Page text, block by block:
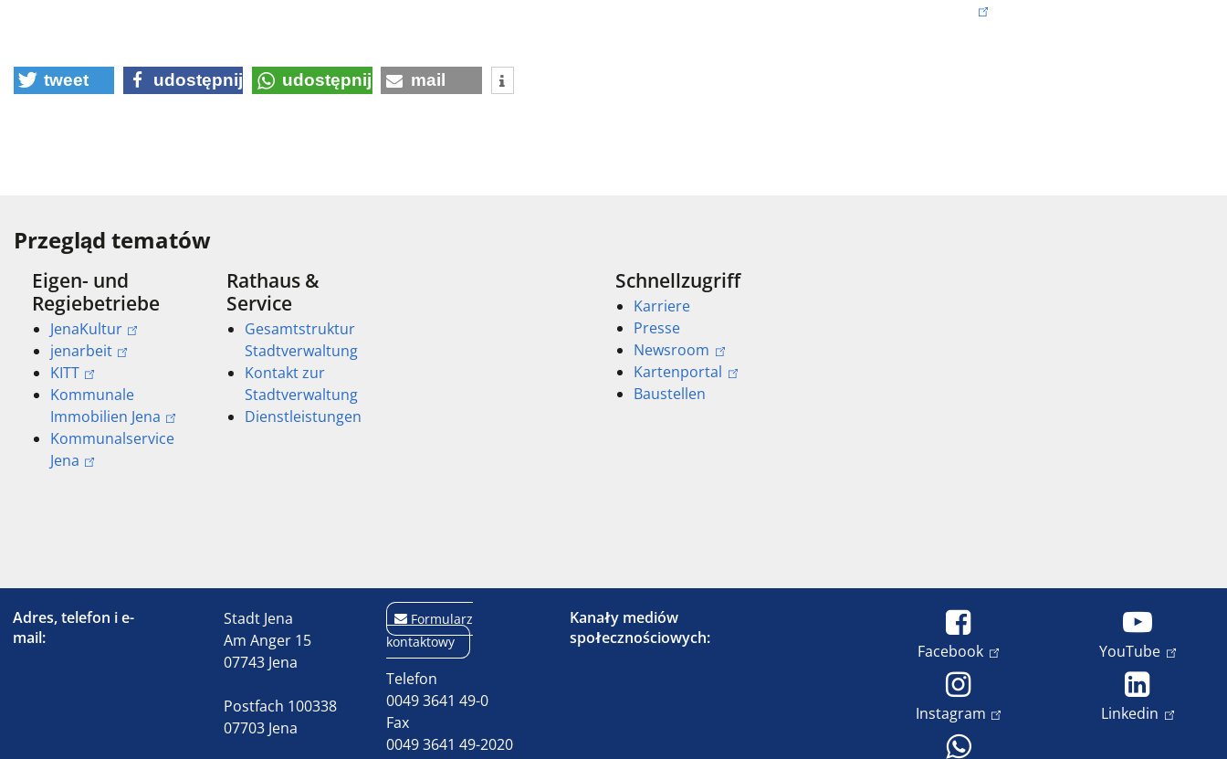
tweet udostępnij udostępnij mail
Przegląd tematów
Eigen- und
Regiebetriebe
JenaKultur
jenarbeit
KITT
Kommunale
Immobilien Jena
Kommunalservice
Jena
Rathaus &
Service
Gesamtstruktur
Stadtverwaltung
Kontakt zur
Stadtverwaltung
Dienstleistungen
Schnellzugriff
Karriere
Presse
Newsroom
Kartenportal
Baustellen
Adres, telefon i e-
mail:
Stadt Jena
Am Anger 15
07743 Jena
Postfach 100338
07703 Jena
Formularz
kontaktowy
Telefon
0049 3641 49-0
Fax
0049 3641 49-2020
Kanały mediów
społecznościowych:
Facebook YouTube
Instagram Linkedin